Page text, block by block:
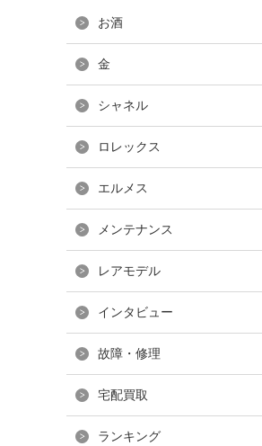
お酒
金
シャネル
ロレックス
エルメス
メンテナンス
レアモデル
インタビュー
故障・修理
宅配買取
ランキング